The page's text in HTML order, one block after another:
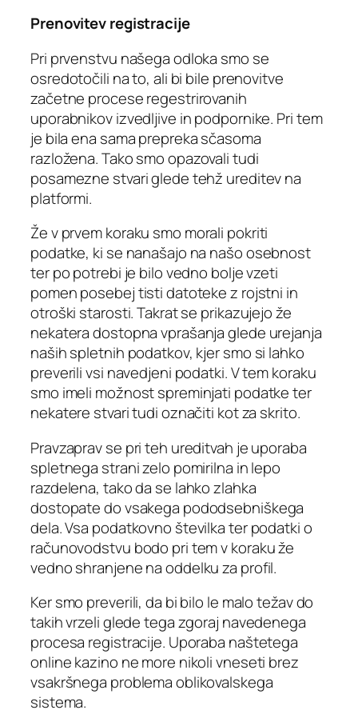
Prenovitev registracije
Pri prvenstvu našega odloka smo se
osredotočili na to, ali bi bile prenovitve
začetne procese regestrirovanih
uporabnikov izvedljive in podpornike. Pri tem
je bila ena sama prepreka sčasoma
razložena. Tako smo opazovali tudi
posamezne stvari glede tehž ureditev na
platformi.
Že v prvem koraku smo morali pokriti
podatke, ki se nanašajo na našo osebnost
ter po potrebi je bilo vedno bolje vzeti
pomen posebej tisti datoteke z rojstni in
otroški starosti. Takrat se prikazujejo že
nekatera dostopna vprašanja glede urejanja
naših spletnih podatkov, kjer smo si lahko
preverili vsi navedjeni podatki. V tem koraku
smo imeli možnost spreminjati podatke ter
nekatere stvari tudi označiti kot za skrito.
Pravzaprav se pri teh ureditvah je uporaba
spletnega strani zelo pomirilna in lepo
razdelena, tako da se lahko zlahka
dostopate do vsakega pododsebniškega
dela. Vsa podatkovno številka ter podatki o
računovodstvu bodo pri tem v koraku že
vedno shranjene na oddelku za profil.
Ker smo preverili, da bi bilo le malo težav do
takih vrzeli glede tega zgoraj navedenega
procesa registracije. Uporaba naštetega
online kazino ne more nikoli vneseti brez
vsakršnega problema oblikovalskega
sistema.